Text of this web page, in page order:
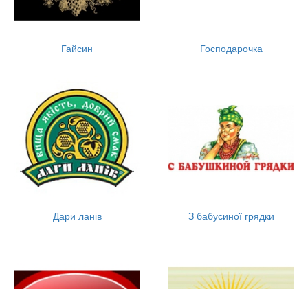
Гайсин Господарочка
Дари ланів З бабусиної грядки